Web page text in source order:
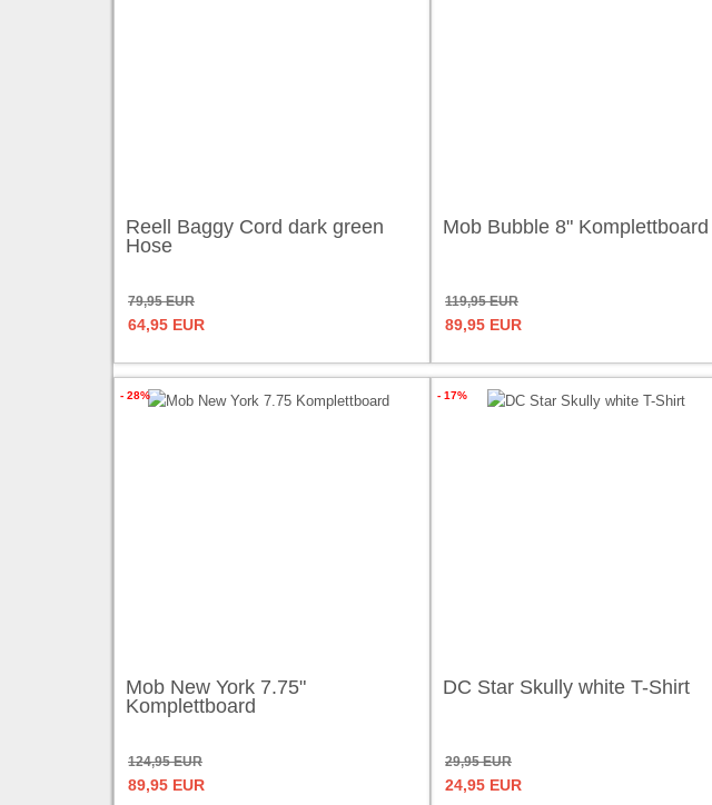
Reell Baggy Cord dark green
Hose
79,95 EUR
64,95 EUR
Mob Bubble 8" Komplettboard
119,95 EUR
89,95 EUR
Mob New York 7.75"
Komplettboard
124,95 EUR
89,95 EUR
- 28%
DC Star Skully white T-Shirt
29,95 EUR
24,95 EUR
- 17%